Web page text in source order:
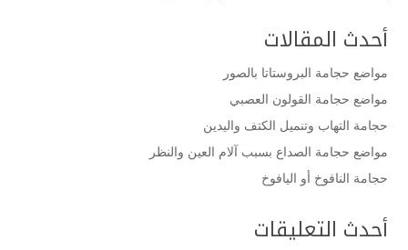
أحدث المقالات
مواضع حجامة البروستاتا بالصور
مواضع حجامة القولون العصبي
حجامة التهاب وتنميل الكتف واليدين
مواضع حجامة الصداع بسبب آلام العين والنظر
حجامة النافوخ أو اليافوخ
أحدث التعليقات